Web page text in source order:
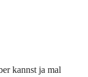
kannst ja mal